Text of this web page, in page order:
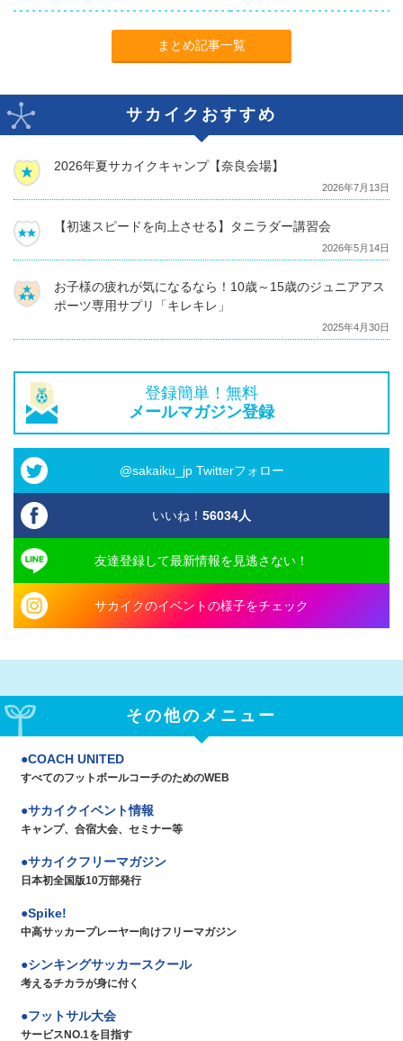
まとめ記事一覧
サカイクおすすめ
2026年夏サカイクキャンプ【奈良会場】
2026年7月13日
【初速スピードを向上させる】タニラダー講習会
2026年5月14日
お子様の疲れが気になるなら！10歳～15歳のジュニアアス
ポーツ専用サプリ「キレキレ」
2025年4月30日
登録簡単！無料
メールマガジン登録
@sakaiku_jp Twitterフォロー
いいね！ 56034人
友達登録して最新情報を見逃さない！
サカイクのイベントの様子をチェック
その他のメニュー
COACH UNITED
すべてのフットボールコーチのためのWEB
サカイクイベント情報
キャンプ、合宿大会、セミナー等
サカイクフリーマガジン
日本初全国版10万部発行
Spike!
中高サッカープレーヤー向けフリーマガジン
シンキングサッカースクール
考えるチカラが身に付く
フットサル大会
サービスNO.1を目指す